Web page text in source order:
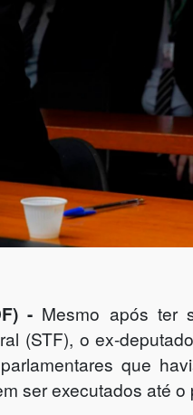
- Mesmo após ter
(STF), o ex-
que
ser executados até o